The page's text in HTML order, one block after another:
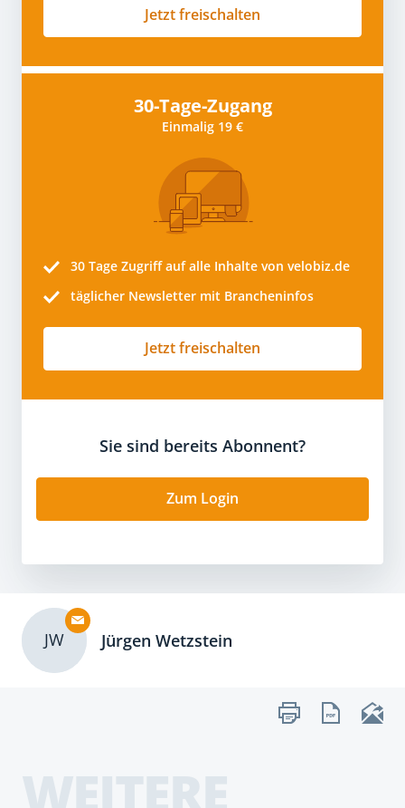
Jetzt freischalten
30-Tage-Zugang
Einmalig 19 €
30 Tage Zugriff auf alle Inhalte von velobiz.de
täglicher Newsletter mit Brancheninfos
Jetzt freischalten
Sie sind bereits Abonnent?
Zum Login
JW Jürgen Wetzstein